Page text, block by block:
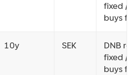
fixed /
buys
10y SEK
DNB
fixed /
buys